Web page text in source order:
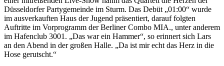
Düsseldorfer Partygemeinde im Sturm. Das Debüt „01:00“ wurde
im ausverkauften Haus der Jugend präsentiert, darauf folgten
Auftritte im Vorprogramm der Berliner Combo MIA., unter anderem
im Hafenclub 3001. „Das war ein Hammer“, so erinnert sich Lars
an den Abend in der großen Halle. „Da ist mir echt das Herz in die
Hose gerutscht.“